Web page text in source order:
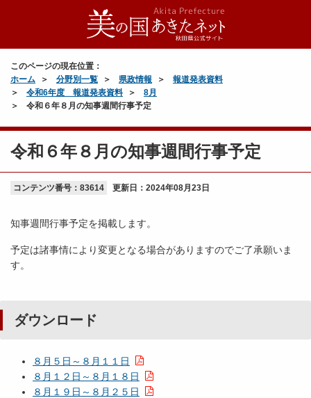
このページの現在位置：
ホーム
分野別一覧 県政情報
報道発表資料
令和6年度 報道発表資料
8月
令和６年８月の知事週間行事予定
令和６年８月の知事週間行事予定
コンテンツ番号：83614 更新日： 2024年08月23日
知事週間行事予定を掲載します。
予定は諸事情により変更となる場合がありますのでご了承願いま
す。
ダウンロード
８月５日～８月１１日
８月１２日～８月１８日
８月１９日～８月２５日